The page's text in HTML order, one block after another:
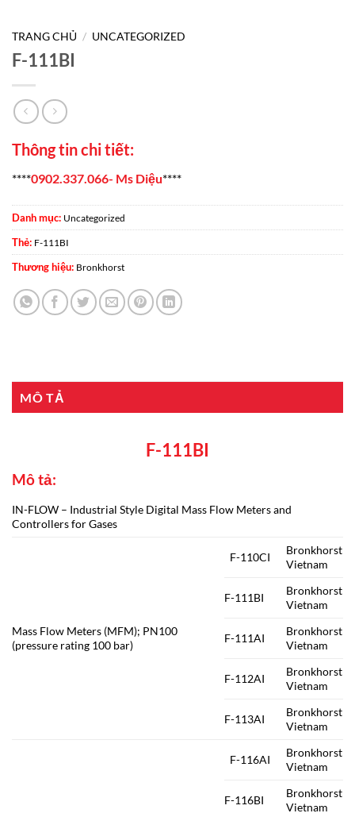
TRANG CHỦ / UNCATEGORIZED
F-111BI
Thông tin chi tiết:
****0902.337.066- Ms Diệu****
Danh mục: Uncategorized
Thẻ: F-111BI
Thương hiệu: Bronkhorst
MÔ TẢ
F-111BI
Mô tả:
IN-FLOW – Industrial Style Digital Mass Flow Meters and
Controllers for Gases
Mass Flow Meters (MFM); PN100
(pressure rating 100 bar)
F-110CI
Bronkhorst
Vietnam
F-111BI
Bronkhorst
Vietnam
F-111AI
Bronkhorst
Vietnam
F-112AI
Bronkhorst
Vietnam
F-113AI
Bronkhorst
Vietnam
F-116AI
Bronkhorst
Vietnam
F-116BI
Bronkhorst
Vietnam